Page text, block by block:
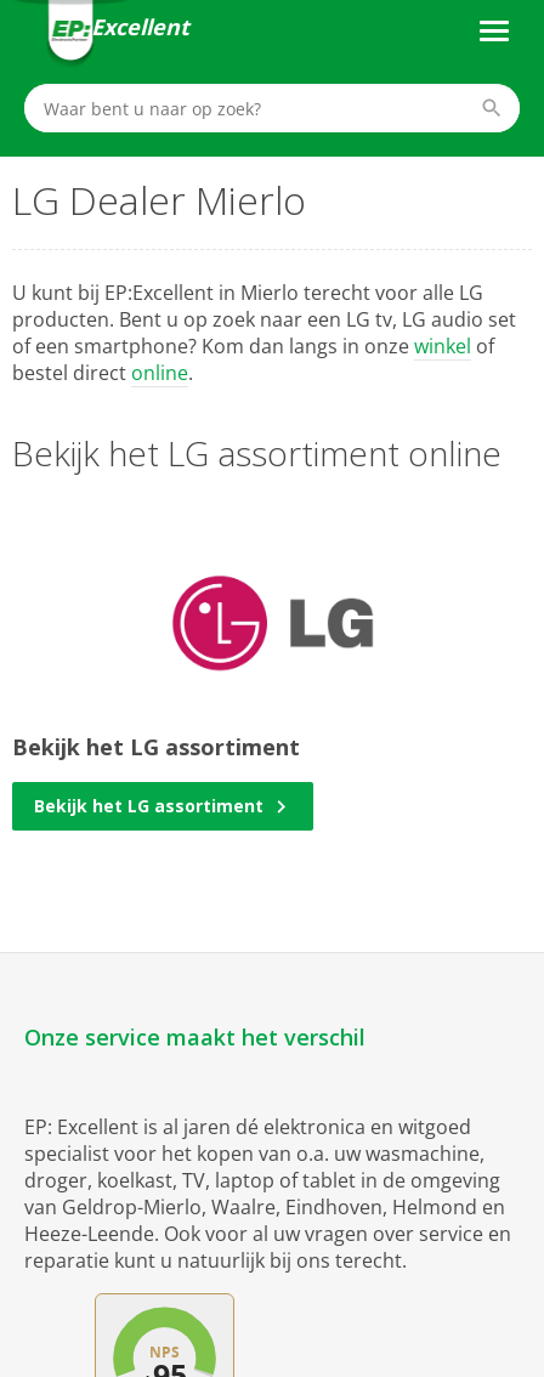
Excellent
LG Dealer Mierlo
U kunt bij EP:Excellent in Mierlo terecht voor alle LG
producten. Bent u op zoek naar een LG tv, LG audio set
of een smartphone? Kom dan langs in onzewinkel of
bestel direct online.
Bekijk het LG assortiment online
Bekijk het LG assortiment
Bekijk het LG assortiment
Onze service maakt het verschil
EP: Excellent is al jaren dé elektronica en witgoed
specialist voor het kopen van o.a. uw wasmachine,
droger, koelkast, TV, laptop of tablet in de omgeving
van Geldrop-Mierlo, Waalre, Eindhoven, Helmond en
Heeze-Leende. Ook voor al uw vragen over service en
reparatie kunt u natuurlijk bij ons terecht.